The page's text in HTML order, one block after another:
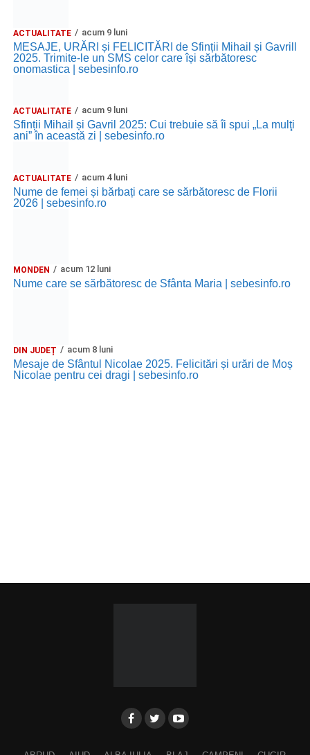
ACTUALITATE acum 9 luni
MESAJE, URĂRI și FELICITĂRI de Sfinții Mihail și Gavrill
2025. Trimite-le un SMS celor care își sărbătoresc
onomastica | sebesinfo.ro
ACTUALITATE acum 9 luni
Sfinții Mihail și Gavril 2025: Cui trebuie să îi spui „La mulţi
ani” în această zi | sebesinfo.ro
ACTUALITATE acum 4 luni
Nume de femei și bărbați care se sărbătoresc de Florii
2026 | sebesinfo.ro
MONDEN acum 12 luni
Nume care se sărbătoresc de Sfânta Maria | sebesinfo.ro
DIN JUDEȚ acum 8 luni
Mesaje de Sfântul Nicolae 2025. Felicitări și urări de Moș
Nicolae pentru cei dragi | sebesinfo.ro